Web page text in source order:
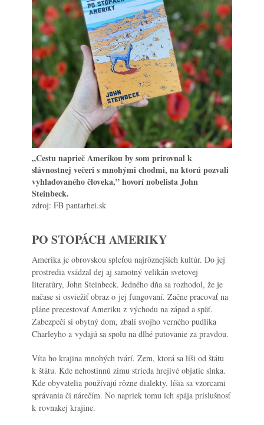
„Cestu naprieč Amerikou by som prirovnal k
slávnostnej večeri s mnohými chodmi, na ktorú pozvali
vyhladovaného človeka,” hovorí nobelista John
Steinbeck.
zdroj: FB pantarhei.sk
PO STOPÁCH AMERIKY
Amerika je obrovskou spleťou najrôznejších kultúr. Do jej
prostredia vsádzal dej aj samotný velikán svetovej
literatúry, John Steinbeck. Jedného dňa sa rozhodol, že je
načase si osviežiť obraz o jej fungovaní. Začne pracovať na
pláne precestovať Ameriku z východu na západ a späť.
Zabezpečí si obytný dom, zbalí svojho verného pudlíka
Charleyho a vydajú sa spolu na dlhé putovanie za pravdou.
Víta ho krajina mnohých tvárí. Zem, ktorá sa líši od štátu
k štátu. Kde nehostinnú zimu strieda hrejivé objatie slnka.
Kde obyvatelia používajú rôzne dialekty, líšia sa vzorcami
správania či nárečím. No napriek tomu ich spája príslušnosť
k rovnakej krajine.